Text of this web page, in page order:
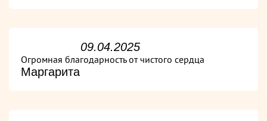
09.04.2025
Огромная благодарность от чистого сердца
Маргарита